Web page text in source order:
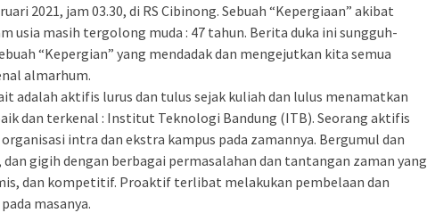
2021, jam 03.30, di RS Cibinong. Sebuah “Kepergiaan” akibat
usia masih tergolong muda : 47 tahun. Berita duka ini sungguh-
“Kepergian” yang mendadak dan mengejutkan kita semua
almarhum.
adalah aktifis lurus dan tulus sejak kuliah dan lulus menamatkan
dan terkenal : Institut Teknologi Bandung (ITB). Seorang aktifis
intra dan ekstra kampus pada zamannya. Bergumul dan
gigih dengan berbagai permasalahan dan tantangan zaman yang
dan kompetitif. Proaktif terlibat melakukan pembelaan dan
masanya.